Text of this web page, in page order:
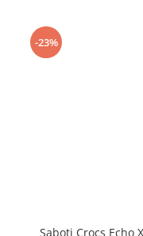
-23%
Saboti Crocs Echo